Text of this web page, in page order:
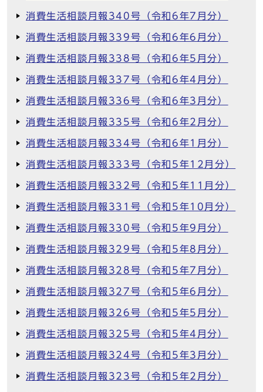
消費生活相談月報340号（令和6年7月分）
消費生活相談月報339号（令和6年6月分）
消費生活相談月報338号（令和6年5月分）
消費生活相談月報337号（令和6年4月分）
消費生活相談月報336号（令和6年3月分）
消費生活相談月報335号（令和6年2月分）
消費生活相談月報334号（令和6年1月分）
消費生活相談月報333号（令和5年12月分）
消費生活相談月報332号（令和5年11月分）
消費生活相談月報331号（令和5年10月分）
消費生活相談月報330号（令和5年9月分）
消費生活相談月報329号（令和5年8月分）
消費生活相談月報328号（令和5年7月分）
消費生活相談月報327号（令和5年6月分）
消費生活相談月報326号（令和5年5月分）
消費生活相談月報325号（令和5年4月分）
消費生活相談月報324号（令和5年3月分）
消費生活相談月報323号（令和5年2月分）